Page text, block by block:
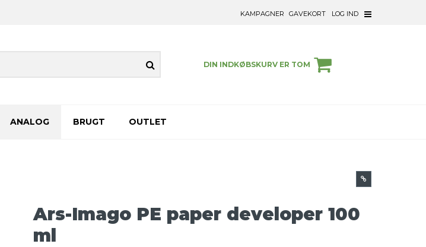
KAMPAGNER GAVEKORT LOG IND
DIN INDKØBSKURV ER TOM
ANALOG BRUGT OUTLET
Ars-Imago PE paper developer 100
ml